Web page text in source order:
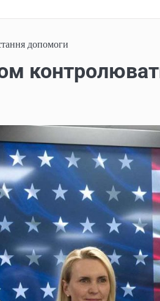
допомоги